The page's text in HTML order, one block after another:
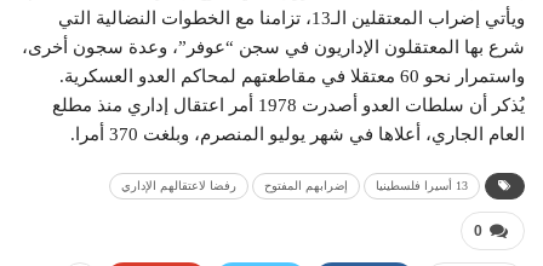
ويأتي إضراب المعتقلين الـ13، تزامنا مع الخطوات النضالية التي
شرع بها المعتقلون الإداريون في سجن “عوفر”، وعدة سجون أخرى،
واستمرار نحو 60 معتقلا في مقاطعتهم لمحاكم العدو العسكرية.
يُذكر أن سلطات العدو أصدرت 1978 أمر اعتقال إداري منذ مطلع
العام الجاري، أعلاها في شهر يوليو المنصرم، وبلغت 370 أمرا.
13 أسيرا فلسطينيا إضرابهم المفتوح رفضا لاعتقالهم الإداري
0